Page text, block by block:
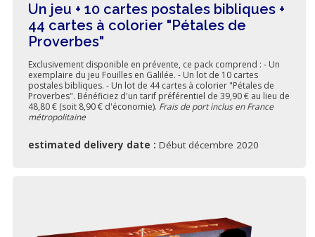
Un jeu + 10 cartes postales bibliques +
44 cartes à colorier "Pétales de
Proverbes"
Exclusivement disponible en prévente, ce pack comprend : - Un
exemplaire du jeu Fouilles en Galilée. - Un lot de 10 cartes
postales bibliques. - Un lot de 44 cartes à colorier "Pétales de
Proverbes". Bénéficiez d'un tarif préférentiel de 39,90 € au lieu de
48,80 € (soit 8,90 € d'économie). Frais de port inclus en France
métropolitaine
estimated delivery date : Début décembre 2020